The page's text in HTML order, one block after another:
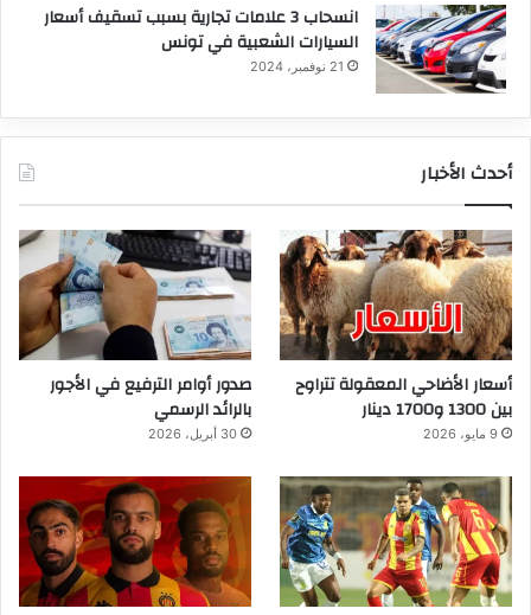
انسحاب 3 علامات تجارية بسبب تسقيف أسعار
السيارات الشعبية في تونس
21 نوفمبر، 2024
أحدث الأخبار
أسعار الأضاحي المعقولة تتراوح
بين 1300 و1700 دينار
9 مايو، 2026
صدور أوامر الترفيع في الأجور
بالرائد الرسمي
30 أبريل، 2026